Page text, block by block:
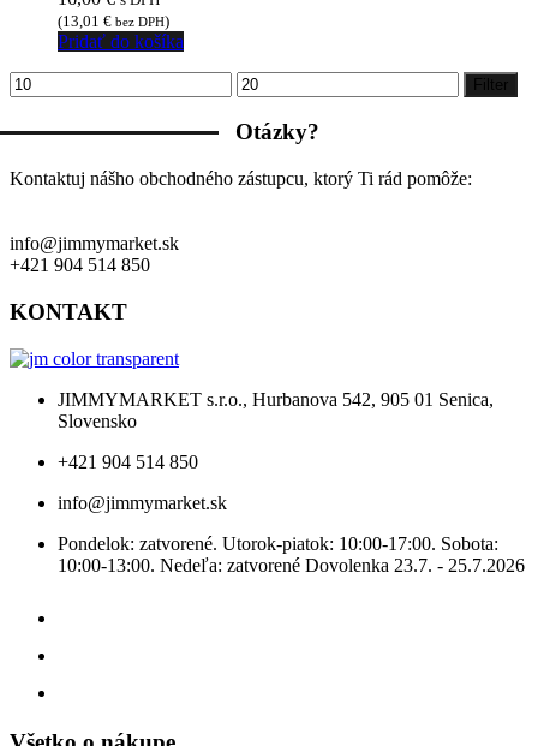
(13,01 € bez DPH)
Pridať do košíka
Minimálna
cena
Maximálna
cena
Filter
Otázky?
Kontaktuj nášho obchodného zástupcu, ktorý Ti rád pomôže:
info@jimmymarket.sk
+421 904 514 850
KONTAKT
JIMMYMARKET s.r.o., Hurbanova 542, 905 01 Senica,
Slovensko
+421 904 514 850
info@jimmymarket.sk
Pondelok: zatvorené. Utorok-piatok: 10:00-17:00. Sobota:
10:00-13:00. Nedeľa: zatvorené Dovolenka 23.7. - 25.7.2026